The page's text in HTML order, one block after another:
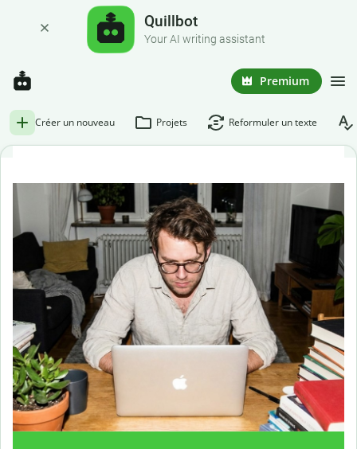
Quillbot
Your AI writing assistant
Premium
Créer un nouveau Projets Reformuler un texte